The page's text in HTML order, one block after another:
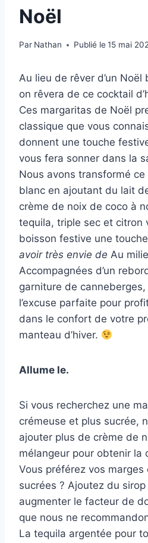
Noël
Par Nathan Publié le 15 mai
Au lieu de rêver d’un
on rêvera de ce cocktail
Ces margaritas de Noël
classique que vous
donnent une touche
vous fera sonner dans la
Nous avons transformé
blanc en ajoutant du lait
crème de noix de coco à
tequila, triple sec et citron
boisson festive une
avoir très envie de Au
Accompagnées d’un
garniture de
l’excuse parfaite pour
dans le confort de votre
manteau d’hiver.
Allume le.
Si vous recherchez une
crémeuse et plus sucrée,
ajouter plus de crème de
mélangeur pour obtenir la
Vous préférez vos marges
sucrées ? Ajoutez du
augmenter le facteur de
que nous ne
La tequila argentée pour